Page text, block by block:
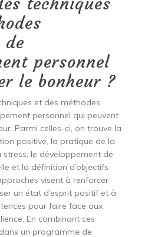
personnel
le bonheur ?
et des méthodes
personnel qui peuvent
Parmi celles-ci, on trouve la
positive, la pratique de la
le développement de
et la définition d’objectifs
visent à renforcer
un état d’esprit positif et à
pour faire face aux
En combinant ces
un programme de